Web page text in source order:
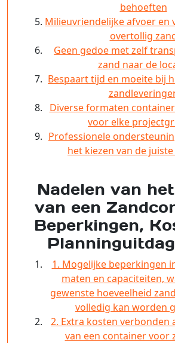
behoeften
Milieuvriendelijke afvoer en
overtollig
Geen gedoe met zelf
zand naar de
Bespaart tijd en moeite bij
Diverse formaten
voor elke
Professionele
het kiezen van de
Nadelen van
van een
Beperkingen,
1. Mogelijke beperkingen
maten en capaciteiten,
gewenste hoeveelheid
volledig kan worden
2. Extra kosten verbonden
van een container voor